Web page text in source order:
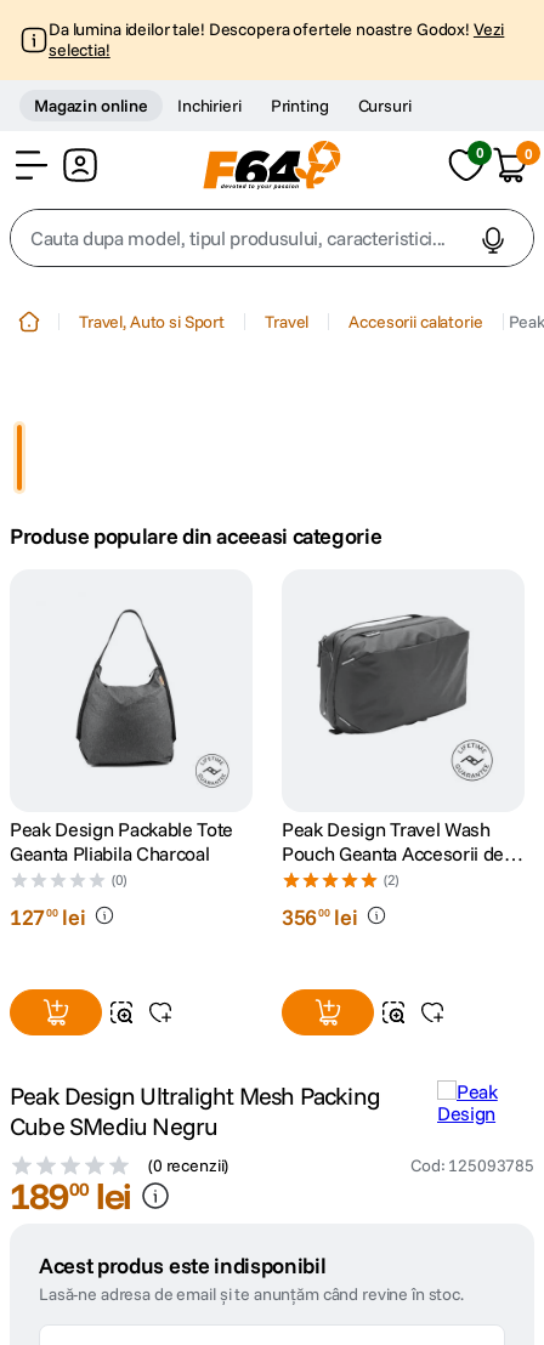
Da lumina ideilor tale! Descopera ofertele noastre Godox! Vezi
selectia!
Magazin online Inchirieri Printing Cursuri
0 0
Cauta dupa model, tipul produsului, caracteristici...
4. peak design
lavaliera
card memorie
dji mic mini
9. dji osmo
10 . insta 360
Travel, Auto si Sport Travel Accesorii calatorie
Produse populare din aceeasi categorie
Peak Design Packable Tote
Geanta Pliabila Charcoal
(0)
12700 lei
Peak Design Travel Wash
Pouch Geanta Accesorii de
Calatorie Negru
(2)
35600 lei
Peak Design Ultralight Mesh Packing
Cube SMediu Negru
(0 recenzii) Cod: 125093785
18900 lei
Acest produs este indisponibil
Lasă-ne adresa de email și te anunțăm când revine în stoc.